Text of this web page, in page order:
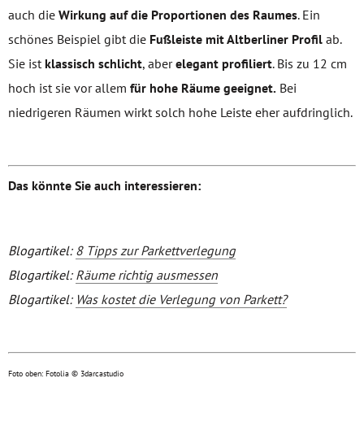
auch die Wirkung auf die Proportionen des Raumes. Ein
schönes Beispiel gibt die Fußleiste mit Altberliner Profil ab.
Sie ist klassisch schlicht, aberelegant profiliert. Bis zu 12 cm
hoch ist sie vor allem für hohe Räume geeignet. Bei
niedrigeren Räumen wirkt solch hohe Leiste eher aufdringlich.
Das könnte Sie auch interessieren:
Blogartikel: 8 Tipps zur Parkettverlegung
Blogartikel: Räume richtig ausmessen
Blogartikel: Was kostet die Verlegung von Parkett?
Foto oben: Fotolia © 3darcastudio